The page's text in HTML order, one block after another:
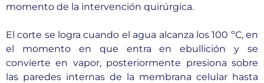
momento de la intervención quirúrgica.
El corte se logra cuando el agua alcanza los 100 ºC, en
el momento en que entra en ebullición y se
convierte en vapor, posteriormente presiona sobre
las paredes internas de la membrana celular hasta